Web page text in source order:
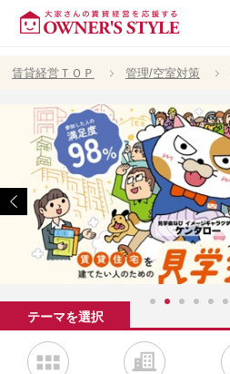
賃貸経営ＴＯＰ 管理/空室対策
テーマを選択